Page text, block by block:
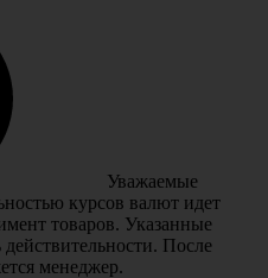
Уважаемые
курсов валют идет
товаров. Указанные
После
менеджер.